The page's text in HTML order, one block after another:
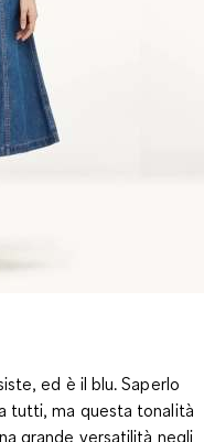
ed è il blu. Saperlo
tutti, ma questa tonalità
grande versatilità negli